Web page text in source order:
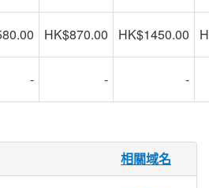
HK$870.00 HK$1450.00
- - -
相關域名